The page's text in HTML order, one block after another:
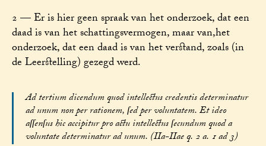
2 — Er is hier geen spraak van het onderzoek, dat een
daad is van het schattingsvermogen, maar van,het
onderzoek, dat een daad is van het verstand, zoals (in
de Leerstelling) gezegd werd.
Ad tertium dicendum quod intellectus credentis determinatur
ad unum non per rationem, ſed per voluntatem. Et ideo
aſſenſus hic accipitur pro actu intellectus ſecundum quod a
voluntate determinatur ad unum. (IIa-IIae q. 2 a. 1 ad 3)